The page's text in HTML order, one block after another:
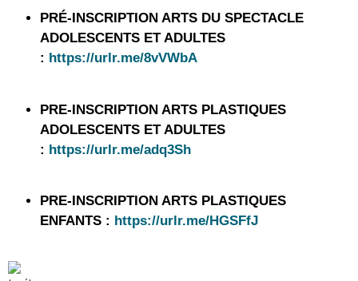
PRÉ-INSCRIPTION ARTS DU SPECTACLE
ADOLESCENTS ET ADULTES
: https://urlr.me/8vVWbA
PRE-INSCRIPTION ARTS PLASTIQUES
ADOLESCENTS ET ADULTES
: https://urlr.me/adq3Sh
PRE-INSCRIPTION ARTS PLASTIQUES
ENFANTS : https://urlr.me/HGSFfJ